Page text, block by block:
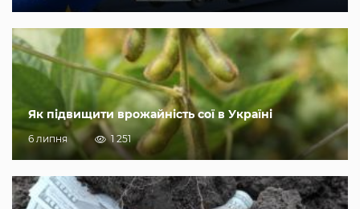
Як підвищити врожайність сої в Україні
6 липня 1 251